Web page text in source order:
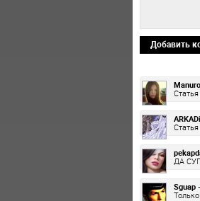
Добавить
ДА
Sguap -